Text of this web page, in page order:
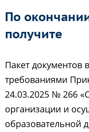
По
получите
Пакет документов
требованиями
24.03.2025 № 266
организации и
образовательной